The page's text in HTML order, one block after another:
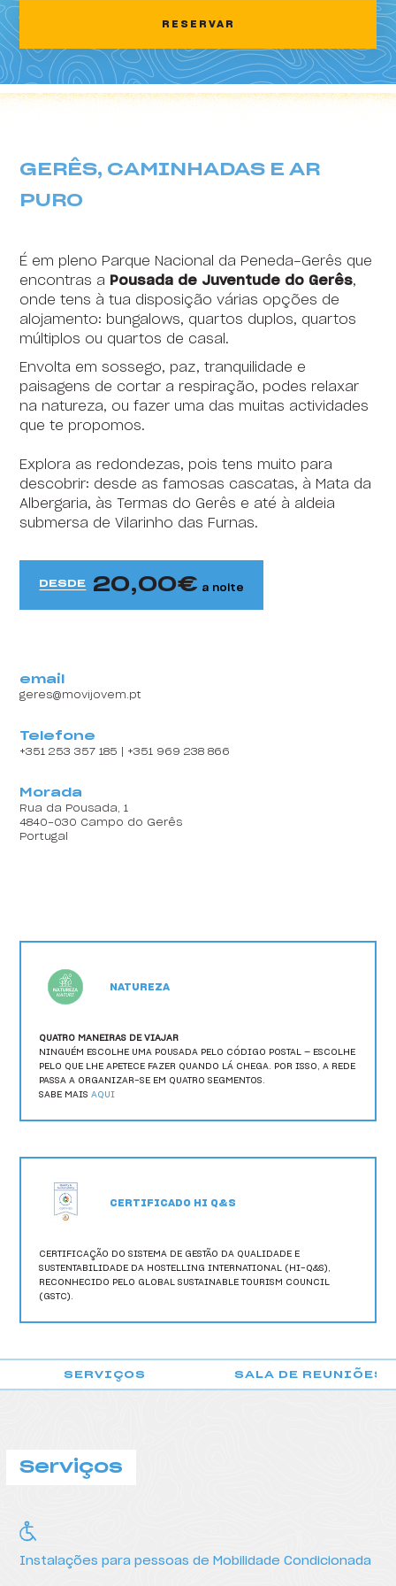
HI Areia Branca - Pousada de Juventude
HI Arrifana - Pousada de Juventude
HI Alvados - Pousada de Juventude
HI Beja - Pousada de Juventude
HI Braga - Pousada de Juventude
HI Castelo Branco - Pousada de Juventude
HI Coimbra - Pousada de Juventude
HI Espinho - Pousada de Juventude
HI Évora - Pousada de Juventude
HI Guarda- Pousada de Juventude
HI Guimarães - Pousada de Juventude
HI Lagos - Pousada de Juventude
HI Lisboa - Pousada de Juventude
HI Melgaço - Pousada de Juventude
HI Oeiras - Pousada de Juventude
HI Ovar - Pousada de Juventude
HI Ponte de Lima - Pousada de Juventude
HI Santa Cruz - Pousada de Juventude
HI Serra da Estrela - Pousada de Juventude
HI Setúbal - Pousada de Juventude
HI Viana do Castelo - Pousada de Juventude
HI Vila do Conde - Pousada de Juventude
HI Vila Nova de Cerveira - Pousada de Juventude
16 17 18 19 20 21 22
24 26 28
RESERVAR
Content block
GERÊS, CAMINHADAS E AR
PURO
É em pleno Parque Nacional da Peneda-Gerês que
encontras a Pousada de Juventude do Gerês,
onde tens à tua disposição várias opções de
alojamento: bungalows, quartos duplos, quartos
múltiplos ou quartos de casal.
Envolta em sossego, paz, tranquilidade e
paisagens de cortar a respiração, podes relaxar
na natureza, ou fazer uma das muitas actividades
que te propomos.
Explora as redondezas, pois tens muito para
descobrir: desde as famosas cascatas, à Mata da
Albergaria, às Termas do Gerês e até à aldeia
submersa de Vilarinho das Furnas.
DESDE 20,00 a noite
email
geres@movijovem.pt
Telefone
+351 253 357 185 | +351 969 238 866
Morada
Rua da Pousada, 1
4840-030 Campo do Gerês
Portugal
NATUREZA
QUATRO MANEIRAS DE VIAJAR
NINGUÉM ESCOLHE UMA POUSADA PELO CÓDIGO POSTAL — ESCOLHE
PELO QUE LHE APETECE FAZER QUANDO LÁ CHEGA. POR ISSO, A REDE
PASSA A ORGANIZAR-SE EM QUATRO SEGMENTOS.
SABE MAISAQUI
CERTIFICADO HI Q&S
CERTIFICAÇÃO DO SISTEMA DE GESTÃO DA QUALIDADE E
SUSTENTABILIDADE DA HOSTELLING INTERNATIONAL (HI-Q&S),
RECONHECIDO PELO GLOBAL SUSTAINABLE TOURISM COUNCIL
(GSTC).
POUSADA DO GERÊS
SERVIÇOS SALA DE REUNIÕES
Serviços
Instalações para pessoas de Mobilidade Condicionada